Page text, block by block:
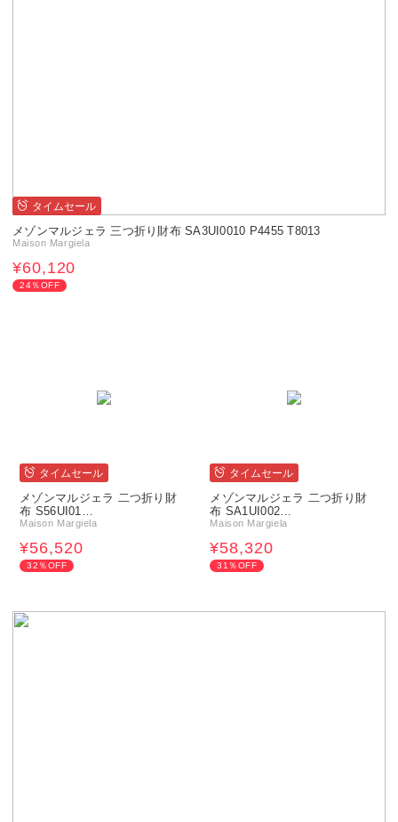
タイムセール
メゾンマルジェラ 三つ折り財布 SA3UI0010 P4455 T8013
Maison Margiela
¥60,120
24％OFF
タイムセール
メゾンマルジェラ 二つ折り財
布 S56UI01…
Maison Margiela
¥56,520
32％OFF
タイムセール
メゾンマルジェラ 二つ折り財
布 SA1UI002…
Maison Margiela
¥58,320
31％OFF